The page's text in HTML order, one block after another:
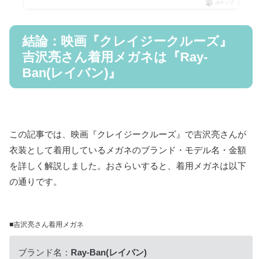
ポチップ
結論：映画『クレイジークルーズ』
吉沢亮さん着用メガネは『Ray-
Ban(レイバン)』
この記事では、映画『クレイジークルーズ』で吉沢亮さんが
衣装として着用しているメガネのブランド・モデル名・金額
を詳しく解説しました。おさらいすると、着用メガネは以下
の通りです。
■吉沢亮さん着用メガネ
ブランド名： Ray-Ban(レイバン)